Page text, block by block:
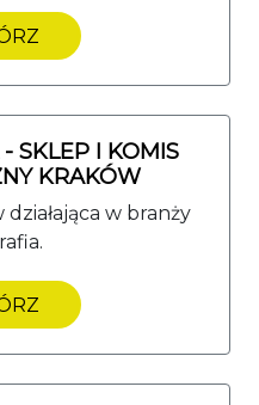
SKLEP I KOMIS
KRAKÓW
w branży